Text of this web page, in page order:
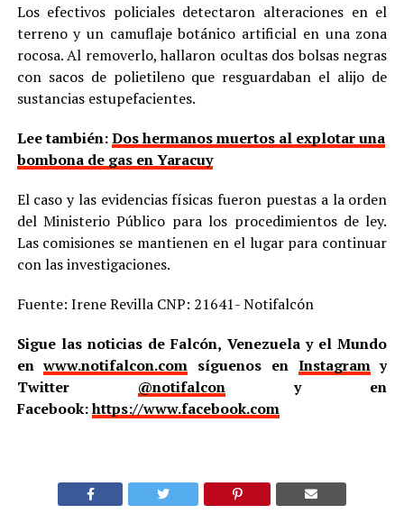
Los efectivos policiales detectaron alteraciones en el
terreno y un camuflaje botánico artificial en una zona
rocosa. Al removerlo, hallaron ocultas dos bolsas negras
con sacos de polietileno que resguardaban el alijo de
sustancias estupefacientes.
Lee también:Dos hermanos muertos al explotar una
bombona de gas en Yaracuy
El caso y las evidencias físicas fueron puestas a la orden
del Ministerio Público para los procedimientos de ley.
Las comisiones se mantienen en el lugar para continuar
con las investigaciones.
Fuente: Irene Revilla CNP: 21641- Notifalcón
Sigue las noticias de Falcón, Venezuela y el Mundo
enwww.notifalcon.com síguenos en Instagramy
Twitter @notifalcony en
Facebook:https://www.facebook.com